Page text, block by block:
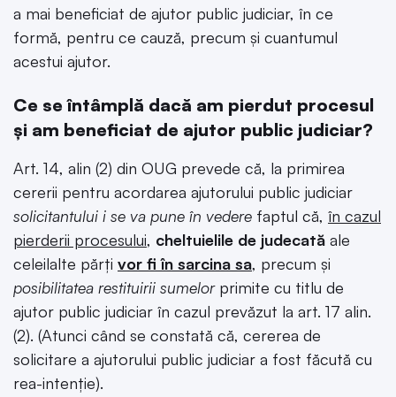
a mai beneficiat de ajutor public judiciar, în ce
formă, pentru ce cauză, precum şi cuantumul
acestui ajutor.
Ce se întâmplă dacă am pierdut procesul
și am beneficiat de ajutor public judiciar?
Art. 14, alin (2) din OUG prevede că, la primirea
cererii pentru acordarea ajutorului public judiciar
solicitantului i se va pune în vedere faptul că, în cazul
pierderii procesului, cheltuielile de judecată ale
celeilalte părţi vor fi în sarcina sa, precum şi
posibilitatea restituirii sumelorprimite cu titlu de
ajutor public judiciar în cazul prevăzut la art. 17 alin.
(2). (Atunci când se constată că, cererea de
solicitare a ajutorului public judiciar a fost făcută cu
rea-intenție).